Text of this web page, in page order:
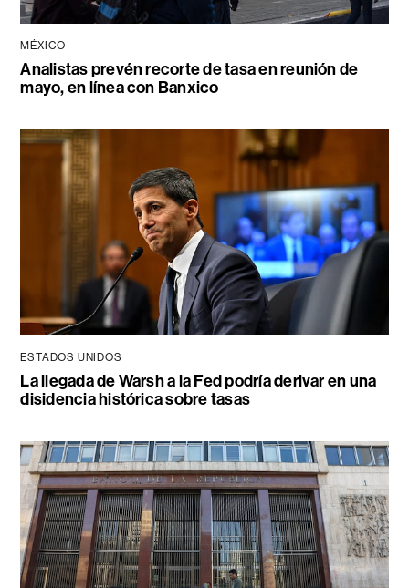
MÉXICO
Analistas prevén recorte de tasa en reunión de
mayo, en línea con Banxico
ESTADOS UNIDOS
La llegada de Warsh a la Fed podría derivar en una
disidencia histórica sobre tasas